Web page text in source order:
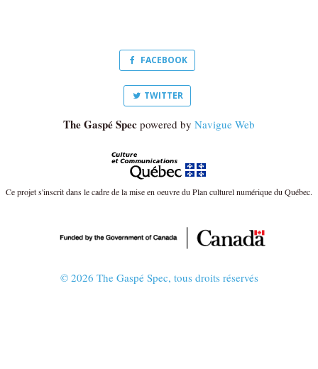
FACEBOOK
TWITTER
The Gaspé Spec powered by Navigue Web
Ce projet s'inscrit dans le cadre de la mise en oeuvre du Plan culturel numérique du Québec.
© 2026 The Gaspé Spec, tous droits réservés